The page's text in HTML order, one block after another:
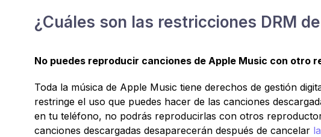
¿Cuáles son las restricciones DRM
No puedes reproducir canciones de Apple Music con otro
Toda la música de Apple Music tiene derechos de gestión
restringe el uso que puedes hacer de las canciones
en tu teléfono, no podrás reproducirlas con otros
canciones descargadas desaparecerán después de cancelar